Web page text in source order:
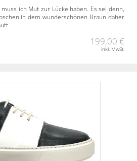
ich Mut zur Lücke haben. Es sei denn,
in dem wunderschönen Braun daher
...
199,00 €
inkl. MwSt.